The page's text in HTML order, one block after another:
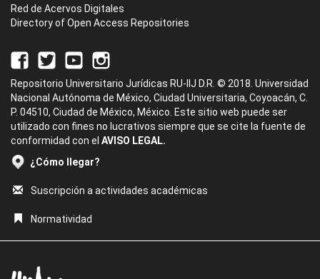
Red de Acervos Digitales
Directory of Open Access Repositories
Repositorio Universitario Jurídicas RU-IIJ D.R. © 2018. Universidad
Nacional Autónoma de México, Ciudad Universitaria, Coyoacán, C.
P. 04510, Ciudad de México, México. Este sitio web puede ser
utilizado con fines no lucrativos siempre que se cite la fuente de
conformidad con el AVISO LEGAL.
¿Cómo llegar?
Suscripción a actividades académicas
Normatividad